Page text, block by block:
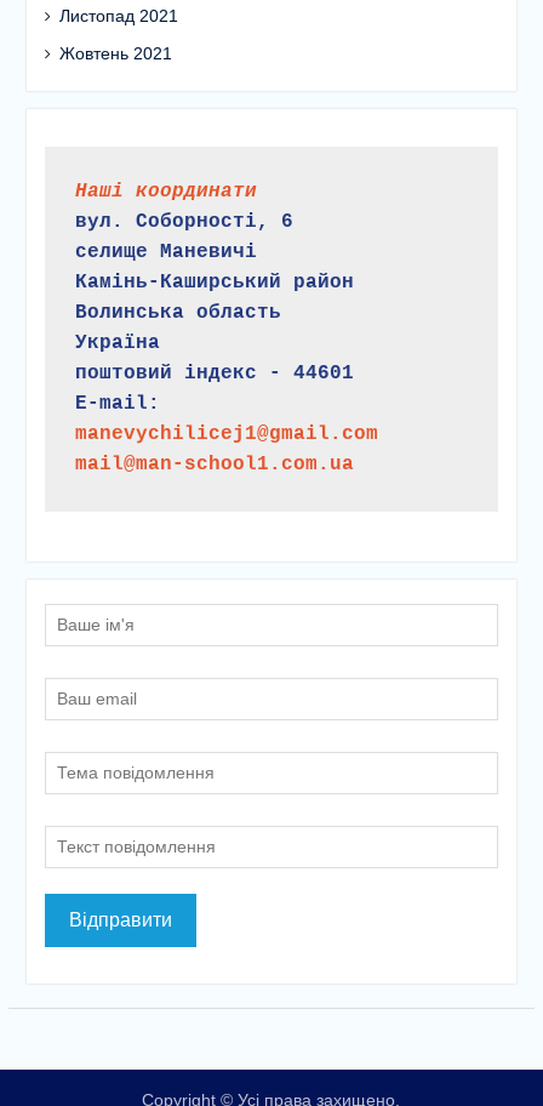
Листопад 2021
Жовтень 2021
Наші координати
вул. Соборності, 6
селище Маневичі
Камінь-Каширський район
Волинська область
Україна
поштовий індекс - 44601
E-mail:
manevychilicej1@gmail.com
mail@man-school1.com.ua
Copyright © Усі права захищено.